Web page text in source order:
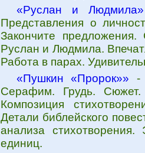
«Руслан и Людмила»
Представления о
Закончите предложения.
Руслан и Людмила.
Работа в парах.
«Пушкин «Пророк»» -
Серафим. Грудь. Сюжет.
Композиция
Детали библейского
анализа
единиц.